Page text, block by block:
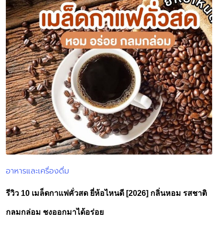
Posted
อาหารและเครื่องดื่ม
รีวิว 10 เมล็ดกาแฟคั่วสด ยี่ห้อไหนดี [2026] กลิ่นหอม รสชาติ
กลมกล่อม ชงออกมาได้อร่อย